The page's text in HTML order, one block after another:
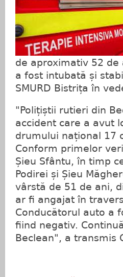
de aproximativ 52
a fost intubată și
SMURD Bistrița în
"Polițiștii rutieri din
accident care a avut
drumului național 17
Conform primelor
Șieu Sfântu, în timp
Podirei și Șieu
vârstă de 51 de ani,
ar fi angajat în
Conducătorul auto a
fiind negativ.
Beclean", a transmis